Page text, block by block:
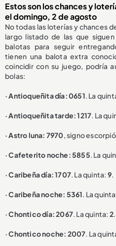
Estos son los chances y
el domingo, 2 de agosto
No todas las loterías y chances
largo listado de las que
balotas para seguir
tienen una balota extra
coincidir con su juego, podría
bolas:
· Antioqueñita día: 0651. La
· Antioqueñita tarde: 1217. La
· Astro luna: 7970, signo
· Cafeterito noche: 5855. La
· Caribeña día: 1707. La quinta: 9.
· Caribeña noche: 5361. La
· Chontico día: 2067. La quinta: 2.
· Chontico noche: 2007. La